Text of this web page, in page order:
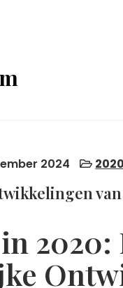
2024
2020: